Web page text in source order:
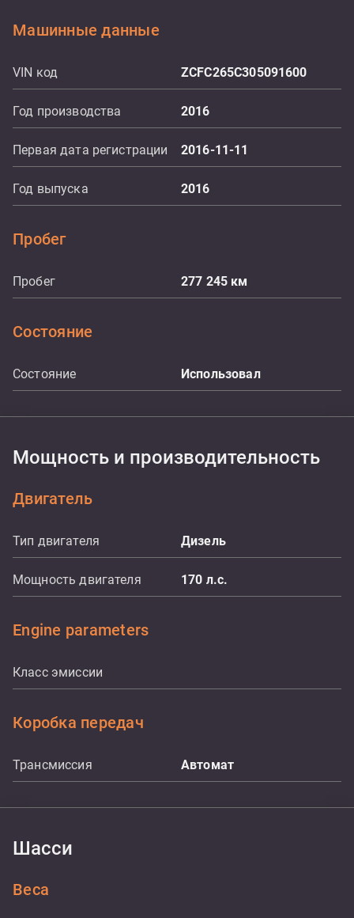
Машинные данные
VIN код ZCFC265C305091600
Год производства 2016
Первая дата регистрации 2016-11-11
Год выпуска 2016
Пробег
Пробег 277 245 км
Состояние
Состояние Использовал
Мощность и производительность
Двигатель
Тип двигателя Дизель
Мощность двигателя 170 л.с.
Engine parameters
Класс эмиссии
Коробка передач
Трансмиссия Aвтомат
Шасси
Веса